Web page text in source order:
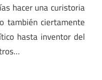
hacer una curistoria
también ciertamente
hasta inventor del